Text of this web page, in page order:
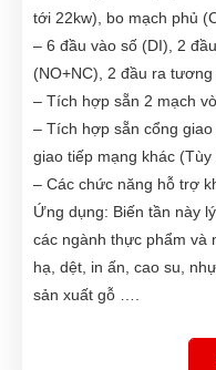
tới 22kw), bo mạch phủ
– 6 đầu vào số (DI), 2
(NO+NC), 2 đầu ra tương
– Tích hợp sẵn 2 mạch
– Tích hợp sẵn cổng
giao tiếp mạng khác (Tùy
– Các chức năng hỗ trợ
Ứng dụng: Biến tần này
các ngành thực phẩm và
hạ, dệt, in ấn, cao su,
sản xuất gỗ ….